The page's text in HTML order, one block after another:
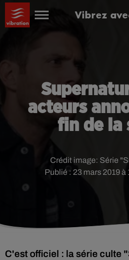
Vibrez
acteurs
fin de la
Publié : 23 mars 2019 à
Crédit image: Série
C'est officiel : la série culte